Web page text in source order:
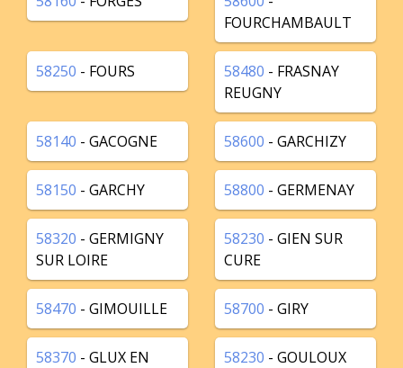
FOURCHAMBAULT
58250 - FOURS 58480 - FRASNAY
REUGNY
58140 - GACOGNE 58600 - GARCHIZY
58150 - GARCHY 58800 - GERMENAY
58320 - GERMIGNY
SUR LOIRE
58230 - GIEN SUR
CURE
58470 - GIMOUILLE 58700 - GIRY
58370 - GLUX EN
58230 - GOULOUX